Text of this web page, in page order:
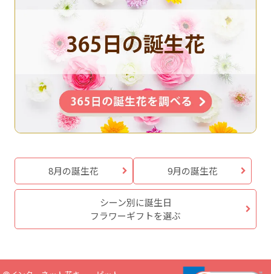
8月の誕生花 9月の誕生花
シーン別に誕生日
フラワーギフトを選ぶ